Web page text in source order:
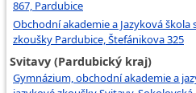
867, Pardubice
Obchodní akademie a Jazyková
zkoušky Pardubice, Štefánikova 325
Svitavy (Pardubický kraj)
Gymnázium, obchodní akademie a